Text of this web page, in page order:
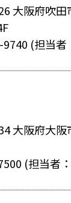
大阪府吹
(担当者
大阪府大
(担当者